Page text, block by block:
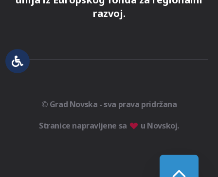
razvoj.
© Grad Novska - sva prava pridržana
Stranice napravljene sa
u Novskoj.